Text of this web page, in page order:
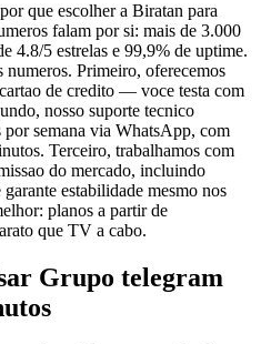
que escolher a Biratan para
falam por si: mais de 3.000
4.8/5 estrelas e 99,9% de uptime.
Primeiro, oferecemos
de credito — voce testa com
nosso suporte tecnico
semana via WhatsApp, com
Terceiro, trabalhamos com
do mercado, incluindo
estabilidade mesmo nos
planos a partir de
que TV a cabo.
Grupo telegram